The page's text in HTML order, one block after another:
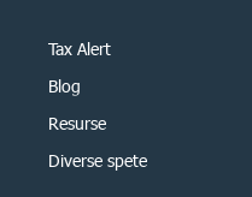
Tax Alert
Blog
Resurse
Diverse spete